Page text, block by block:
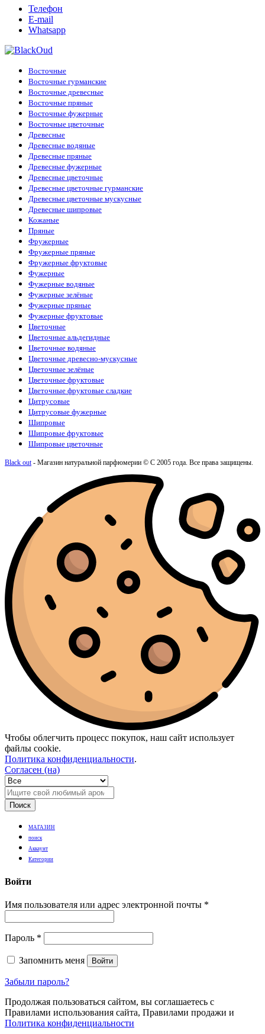
Телефон
E-mail
Whatsapp
Восточные
Восточные гурманские
Восточные древесные
Восточные пряные
Восточные фужерные
Восточные цветочные
Древесные
Древесные водяные
Древесные пряные
Древесные фужерные
Древесные цветочные
Древесные цветочные гурманские
Древесные цветочные мускусные
Древесные шипровые
Кожаные
Пряные
Фружерные
Фружерные пряные
Фружерные фруктовые
Фужерные
Фужерные водяные
Фужерные зелёные
Фужерные пряные
Фужерные фруктовые
Цветочные
Цветочные альдегидные
Цветочные водяные
Цветочные древесно-мускусные
Цветочные зелёные
Цветочные фруктовые
Цветочные фруктовые сладкие
Цитрусовые
Цитрусовые фужерные
Шипровые
Шипровые фруктовые
Шипровые цветочные
Black out- Магазин натуральной парфюмерии © С 2005 года. Все права защищены.
Чтобы облегчить процесс покупок, наш сайт использует
файлы cookie.
Политика конфиденциальности.
Согласен (на)
Поиск
МАГАЗИН
поиск
Аккаунт
Категории
Войти
Имя пользователя или адрес электронной почты *
Пароль *
Запомнить меня Войти
Забыли пароль?
Продолжая пользоваться сайтом, вы соглашаетесь с
Правилами использования сайта, Правилами продажи и
Политика конфиденциальности